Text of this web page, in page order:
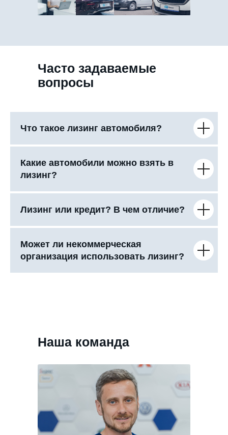
Часто задаваемые
вопросы
Что такое лизинг автомобиля?
Какие автомобили можно взять в
лизинг?
Лизинг или кредит? В чем отличие?
Может ли некоммерческая
организация использовать лизинг?
Наша команда